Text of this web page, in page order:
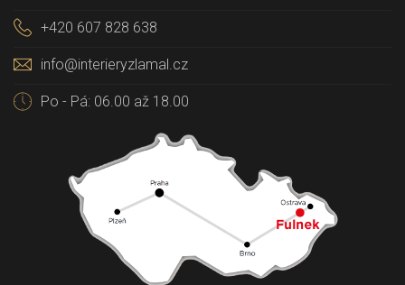
+420 607 828 638
info@interieryzlamal.cz
Po - Pá: 06.00 až 18.00